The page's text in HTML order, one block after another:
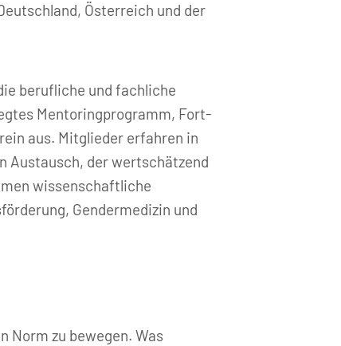
Österreich und der
berufliche und fachliche
Mentoringprogramm, Fort-
aus. Mitglieder erfahren in
Austausch, der wertschätzend
wissenschaftliche
Gendermedizin und
Norm zu bewegen. Was